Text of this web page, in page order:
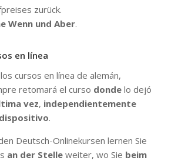
zurück.
Wenn und Aber.
en línea
cursos en línea de alemán,
retomará el curso dondelo dejó
vez, independientemente
.
Deutsch-Onlinekursen lernen Sie
an der Stelleweiter, wo Sie beim